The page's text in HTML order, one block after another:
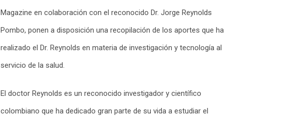
Magazine en colaboración con el reconocido Dr. Jorge Reynolds
Pombo, ponen a disposición una recopilación de los aportes que ha
realizado el Dr. Reynolds en materia de investigación y tecnología al
servicio de la salud.
El doctor Reynolds es un reconocido investigador y científico
colombiano que ha dedicado gran parte de su vida a estudiar el